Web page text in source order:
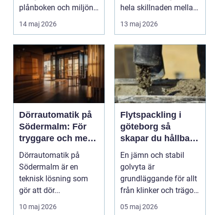
plånboken och miljön.
Här spel...
14 maj 2026
hela skillnaden mellan
ett ha...
13 maj 2026
Dörrautomatik på
Södermalm: För
tryggare och mer
tillgängliga miljöer
Dörrautomatik på
Södermalm är en
teknisk lösning som
gör att dör...
10 maj 2026
Flytspackling i
göteborg så
skapar du hållbara
och jämna golv
En jämn och stabil
golvyta är
grundläggande för allt
från klinker och trägolv
till industrigolv och ...
05 maj 2026